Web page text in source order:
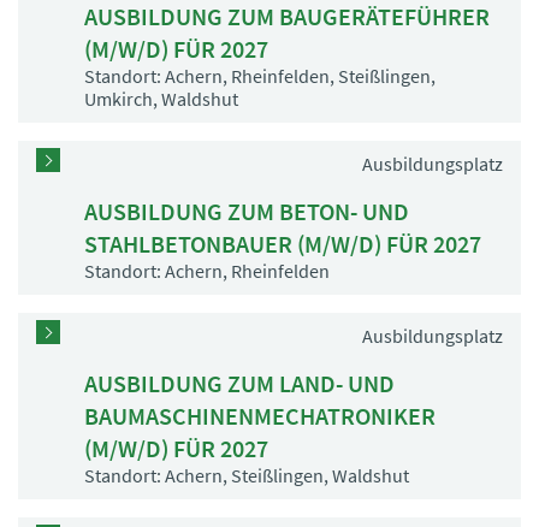
AUSBILDUNG ZUM BAUGERÄTEFÜHRER
(M/W/D) FÜR 2027
Standort: Achern, Rheinfelden, Steißlingen,
Umkirch, Waldshut
Ausbildungsplatz
AUSBILDUNG ZUM BETON- UND
STAHLBETONBAUER (M/W/D) FÜR 2027
Standort: Achern, Rheinfelden
Ausbildungsplatz
AUSBILDUNG ZUM LAND- UND
BAUMASCHINENMECHATRONIKER
(M/W/D) FÜR 2027
Standort: Achern, Steißlingen, Waldshut